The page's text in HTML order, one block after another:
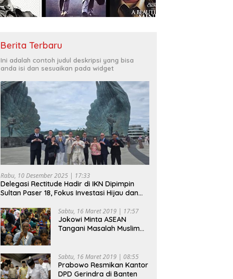
Berita Terbaru
Ini adalah contoh judul deskripsi yang bisa
anda isi dan sesuaikan pada widget
Rabu, 10 Desember 2025 | 17:33
Delegasi Rectitude Hadir di IKN Dipimpin
Sultan Paser 18, Fokus Investasi Hijau dan
Sabtu, 16 Maret 2019 | 17:57
Jokowi Minta ASEAN
Tangani Masalah Muslim
Sabtu, 16 Maret 2019 | 08:55
Prabowo Resmikan Kantor
DPD Gerindra di Banten